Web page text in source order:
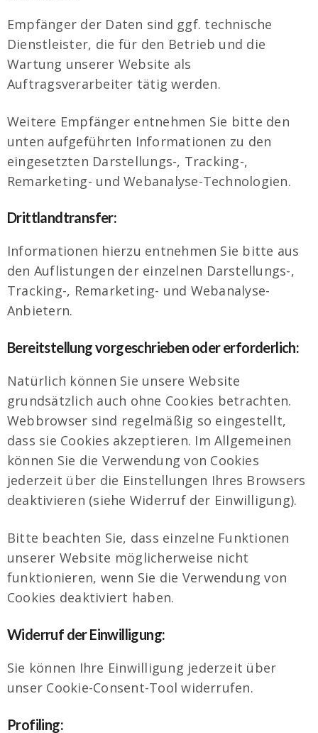
Empfänger der Daten sind ggf. technische
Dienstleister, die für den Betrieb und die
Wartung unserer Website als
Auftragsverarbeiter tätig werden.
Weitere Empfänger entnehmen Sie bitte den
unten aufgeführten Informationen zu den
eingesetzten Darstellungs-, Tracking-,
Remarketing- und Webanalyse-Technologien.
Drittlandtransfer:
Informationen hierzu entnehmen Sie bitte aus
den Auflistungen der einzelnen Darstellungs-,
Tracking-, Remarketing- und Webanalyse-
Anbietern.
Bereitstellung vorgeschrieben oder erforderlich:
Natürlich können Sie unsere Website
grundsätzlich auch ohne Cookies betrachten.
Webbrowser sind regelmäßig so eingestellt,
dass sie Cookies akzeptieren. Im Allgemeinen
können Sie die Verwendung von Cookies
jederzeit über die Einstellungen Ihres Browsers
deaktivieren (siehe Widerruf der Einwilligung).
Bitte beachten Sie, dass einzelne Funktionen
unserer Website möglicherweise nicht
funktionieren, wenn Sie die Verwendung von
Cookies deaktiviert haben.
Widerruf der Einwilligung:
Sie können Ihre Einwilligung jederzeit über
unser Cookie-Consent-Tool widerrufen.
Profiling: